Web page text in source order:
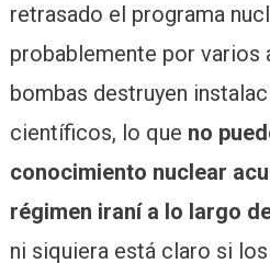
retrasado el programa
probablemente por varios
bombas destruyen
científicos, lo que no
conocimiento nuclear
régimen iraní a lo largo
ni siquiera está claro si